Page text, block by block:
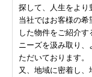
探して、人生をより
当社ではお客様の
した物件をご紹介
ニーズを汲み取り
ただいております。
又、地域に密着し